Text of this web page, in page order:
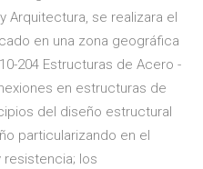
Arquitectura, se realizara el
en una zona geográfica
204 Estructuras de Acero -
en estructuras de
del diseño estructural
particularizando en el
los